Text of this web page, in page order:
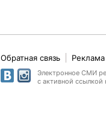
Обратная связь
Электронное СМИ
с активной ссылкой